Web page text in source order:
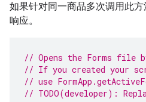
如果针对同一商品多次调用此
响应。
// Opens the Forms file
// If you created your
// use
// TODO(developer):